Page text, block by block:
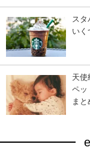
スタ
い
天使
ペッ
まと